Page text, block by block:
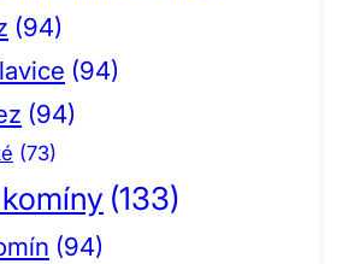
(94)
(94)
(94)
(73)
(133)
(94)